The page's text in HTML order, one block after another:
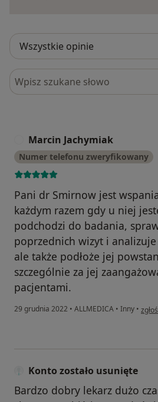
Szukaj w opiniach
Marcin Jachymiak
Numer telefonu zweryfikowany
Pani dr Smirnow jest
każdym razem gdy u niej
podchodzi do badania,
poprzednich wizyt i
ale także podłoże jej
szczególnie za jej
pacjentami.
29 grudnia 2022 • ALLMEDICA • Inny • w
Konto zostało usunięte
Bardzo dobry lekarz dużo